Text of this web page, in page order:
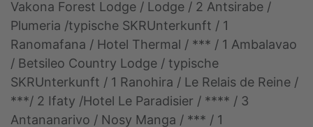
Vakona Forest Lodge / Lodge / 2 Antsirabe /
Plumeria /typische SKRUnterkunft / 1
Ranomafana / Hotel Thermal / *** / 1 Ambalavao
/ Betsileo Country Lodge / typische
SKRUnterkunft / 1 Ranohira / Le Relais de Reine /
***/ 2 Ifaty /Hotel Le Paradisier / **** / 3
Antananarivo / Nosy Manga / *** / 1